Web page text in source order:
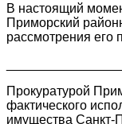
В настоящий
Приморский
рассмотрения его
Прокуратурой
фактического
имущества Санкт-